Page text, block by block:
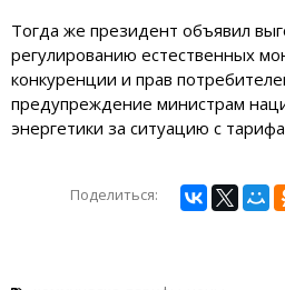
Тогда же президент объявил
регулированию естественных
конкуренции и прав
предупреждение министрам
энергетики за ситуацию с
Поделиться: